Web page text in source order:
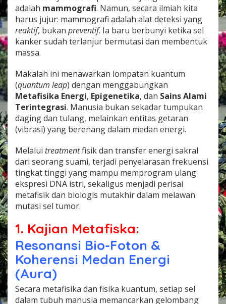
adalah mammografi. Namun, secara ilmiah kita
harus jujur: mammografi adalah alat deteksi yang
reaktif, bukan preventif. Ia baru berbunyi ketika sel
kanker sudah terlanjur bermutasi dan membentuk
massa.
Makalah ini menawarkan lompatan kuantum
(quantum leap) dengan menggabungkan
Metafisika Energi, Epigenetika, dan Sains Alami
Terintegrasi. Manusia bukan sekadar tumpukan
daging dan tulang, melainkan entitas getaran
(vibrasi) yang berenang dalam medan energi.
Melalui treatmentfisik dan transfer energi sakral
dari seorang suami, terjadi penyelarasan frekuensi
tingkat tinggi yang mampu memprogram ulang
ekspresi DNA istri, sekaligus menjadi perisai
metafisik dan biologis mutakhir dalam melawan
mutasi sel tumor.
1. Kajian Metafiska:
Resonansi Bio-Foton &
Koherensi Medan Energi
(Aura)
Secara metafisika dan fisika kuantum, setiap sel
dalam tubuh manusia memancarkan gelombang